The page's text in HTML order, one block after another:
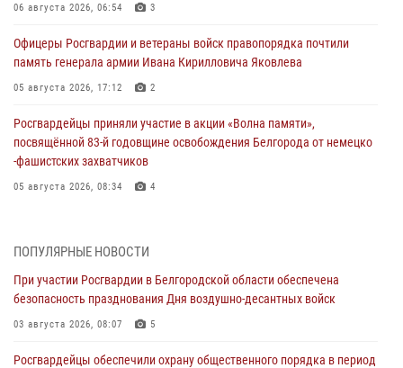
06 августа 2026, 06:54 3
Офицеры Росгвардии и ветераны войск правопорядка почтили
память генерала армии Ивана Кирилловича Яковлева
05 августа 2026, 17:12 2
Росгвардейцы приняли участие в акции «Волна памяти»,
посвящённой 83‑й годовщине освобождения Белгорода от немецко
‑фашистских захватчиков
05 августа 2026, 08:34 4
Росгвардейцы спасли раненого при атаке FPV-дрона ВСУ жителя
белгородского приграничья
ПОПУЛЯРНЫЕ НОВОСТИ
При участии Росгвардии в Белгородской области обеспечена
безопасность празднования Дня воздушно-десантных войск
03 августа 2026, 08:07 5
Росгвардейцы обеспечили охрану общественного порядка в период